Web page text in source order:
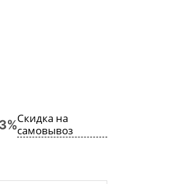
Скидка на
самовывоз